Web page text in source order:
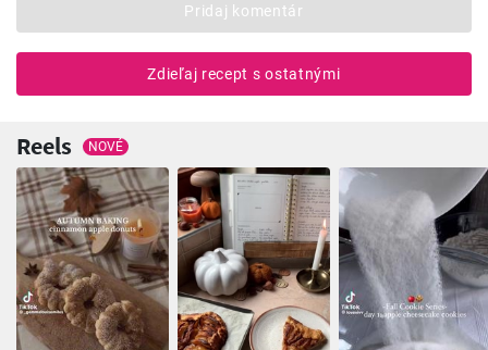
Pridaj komentár
Zdieľaj recept s ostatnými
Reels NOVÉ